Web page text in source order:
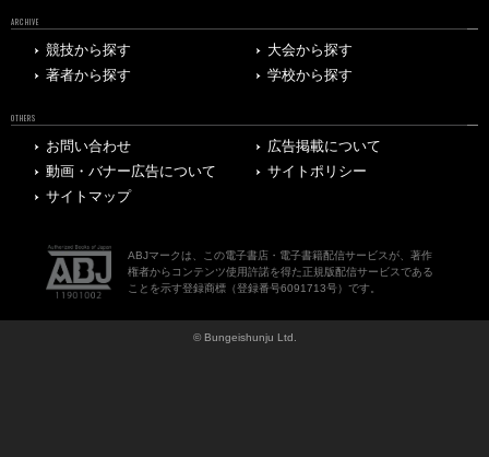
ARCHIVE
競技から探す
大会から探す
著者から探す
学校から探す
OTHERS
お問い合わせ
広告掲載について
動画・バナー広告について
サイトポリシー
サイトマップ
ABJマークは、この電子書店・電子書籍配信サービスが、著作
権者からコンテンツ使用許諾を得た正規版配信サービスである
ことを示す登録商標（登録番号6091713号）です。
© Bungeishunju Ltd.